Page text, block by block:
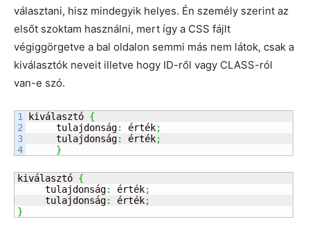
választani, hisz mindegyik helyes. Én személy szerint az
elsőt szoktam használni, mert így a CSS fájlt
végiggörgetve a bal oldalon semmi más nem látok, csak a
kiválasztók neveit illetve hogy ID-ről vagy CLASS-ról
van-e szó.
1
2
3
kiválasztó {
     tulajdonság
: érték;
     tulajdonság
: érték;
}
kiválasztó {
     tulajdonság
: érték;
     tulajdonság
: érték;
}